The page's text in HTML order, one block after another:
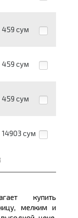
459 сум
459 сум
459 сум
14903 сум
купить
мелким и